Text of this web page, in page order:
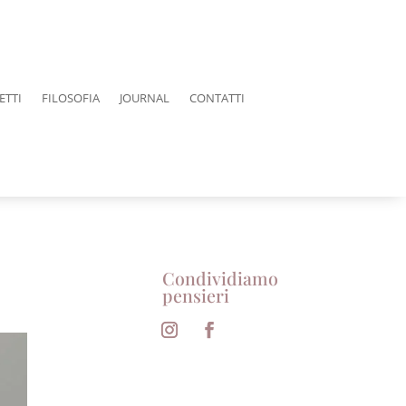
FILOSOFIA JOURNAL CONTATTI
Condividiamo
pensieri